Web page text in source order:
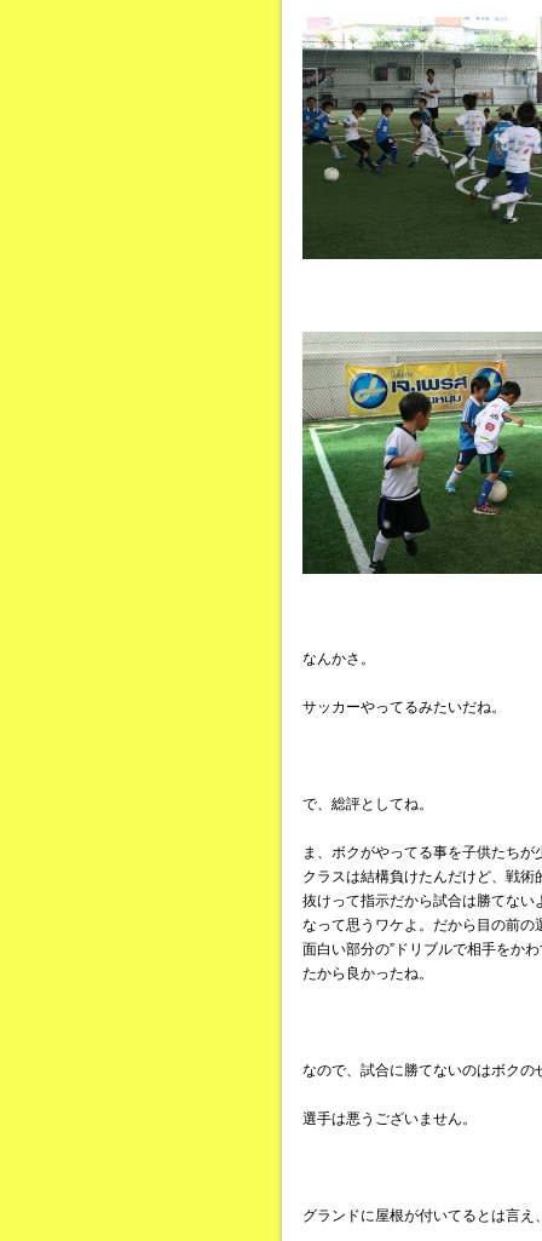
なんかさ。
サッカーやってるみたいだね。
で、総評としてね。
ま、ボクがやってる事を子供たち
クラスは結構負けたんだけど、戦
抜けって指示だから試合は勝てな
なって思うワケよ。だから目の前
面白い部分の”ドリブルで相手をか
たから良かったね。
なので、試合に勝てないのはボクの
選手は悪うございません。
グランドに屋根が付いてるとは言え